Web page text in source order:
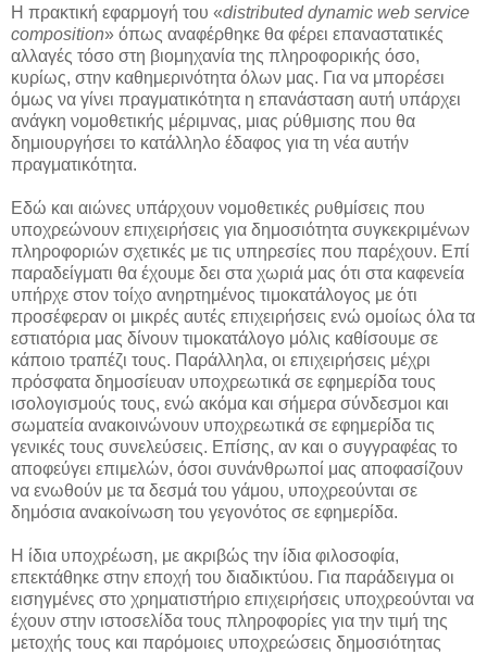
Η πρακτική εφαρμογή του «distributed dynamic web service
composition» όπως αναφέρθηκε θα φέρει επαναστατικές
αλλαγές τόσο στη βιομηχανία της πληροφορικής όσο,
κυρίως, στην καθημερινότητα όλων μας. Για να μπορέσει
όμως να γίνει πραγματικότητα η επανάσταση αυτή υπάρχει
ανάγκη νομοθετικής μέριμνας, μιας ρύθμισης που θα
δημιουργήσει το κατάλληλο έδαφος για τη νέα αυτήν
πραγματικότητα.
Εδώ και αιώνες υπάρχουν νομοθετικές ρυθμίσεις που
υποχρεώνουν επιχειρήσεις για δημοσιότητα συγκεκριμένων
πληροφοριών σχετικές με τις υπηρεσίες που παρέχουν. Επί
παραδείγματι θα έχουμε δει στα χωριά μας ότι στα καφενεία
υπήρχε στον τοίχο ανηρτημένος τιμοκατάλογος με ότι
προσέφεραν οι μικρές αυτές επιχειρήσεις ενώ ομοίως όλα τα
εστιατόρια μας δίνουν τιμοκατάλογο μόλις καθίσουμε σε
κάποιο τραπέζι τους. Παράλληλα, οι επιχειρήσεις μέχρι
πρόσφατα δημοσίευαν υποχρεωτικά σε εφημερίδα τους
ισολογισμούς τους, ενώ ακόμα και σήμερα σύνδεσμοι και
σωματεία ανακοινώνουν υποχρεωτικά σε εφημερίδα τις
γενικές τους συνελεύσεις. Επίσης, αν και ο συγγραφέας το
αποφεύγει επιμελών, όσοι συνάνθρωποί μας αποφασίζουν
να ενωθούν με τα δεσμά του γάμου, υποχρεούνται σε
δημόσια ανακοίνωση του γεγονότος σε εφημερίδα.
Η ίδια υποχρέωση, με ακριβώς την ίδια φιλοσοφία,
επεκτάθηκε στην εποχή του διαδικτύου. Για παράδειγμα οι
εισηγμένες στο χρηματιστήριο επιχειρήσεις υποχρεούνται να
έχουν στην ιστοσελίδα τους πληροφορίες για την τιμή της
μετοχής τους και παρόμοιες υποχρεώσεις δημοσιότητας